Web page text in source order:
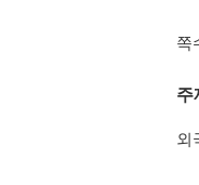
쪽
주
외